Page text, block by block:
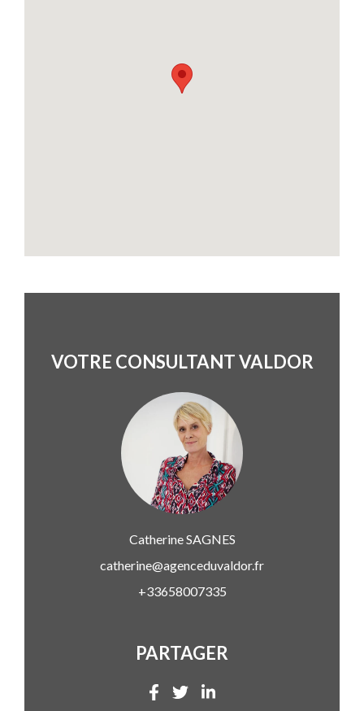
VOTRE CONSULTANT VALDOR
CatherineSAGNES
catherine@agenceduvaldor.fr
+33658007335
PARTAGER